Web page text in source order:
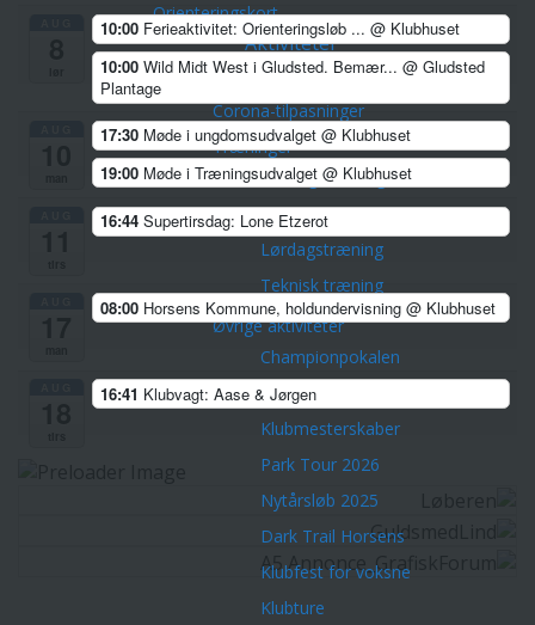
Orienteringskort
Aktiviteter
Arrangementer/Åbne løb
Corona-tilpasninger
Træninger
Tirsdagstræning
Torsdagstræning
Lørdagstræning
Teknisk træning
Øvrige aktiviteter
Championpokalen
Divisionsturneringen
Klubmesterskaber
Park Tour 2026
Nytårsløb 2025
Dark Trail Horsens
Klubfest for voksne
Klubture
10:00 Ferieaktivitet: Orienteringsløb ... @ Klubhuset
10:00 Wild Midt West i Gludsted. Bemær... @ Gludsted
Plantage
17:30 Møde i ungdomsudvalget @ Klubhuset
19:00 Møde i Træningsudvalget @ Klubhuset
16:44 Supertirsdag: Lone Etzerot
08:00 Horsens Kommune, holdundervisning @ Klubhuset
16:41 Klubvagt: Aase & Jørgen